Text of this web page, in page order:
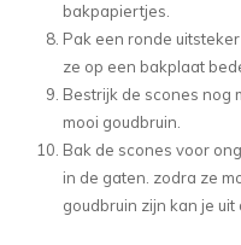
bakpapiertjes.
Pak een ronde
ze op een bakplaat
Bestrijk de scones nog
mooi goudbruin.
Bak de scones voor
in de gaten. zodra ze
goudbruin zijn kan je uit